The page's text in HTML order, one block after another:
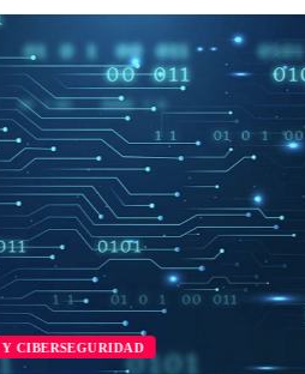
CIBERSEGURIDAD